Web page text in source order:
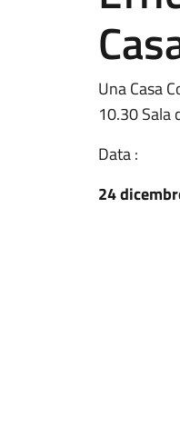
Una Casa
10.30 Sala
Data :
24